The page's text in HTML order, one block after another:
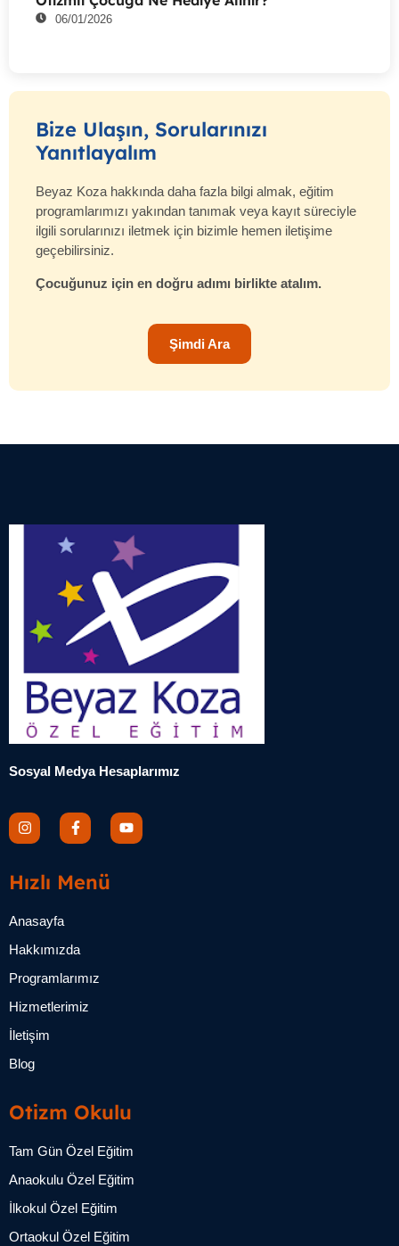
06/01/2026
Bize Ulaşın, Sorularınızı
Yanıtlayalım
Beyaz Koza hakkında daha fazla bilgi almak, eğitim
programlarımızı yakından tanımak veya kayıt süreciyle
ilgili sorularınızı iletmek için bizimle hemen iletişime
geçebilirsiniz.
Çocuğunuz için en doğru adımı birlikte atalım.
Şimdi Ara
Sosyal Medya Hesaplarımız
Hızlı Menü
Anasayfa
Hakkımızda
Programlarımız
Hizmetlerimiz
İletişim
Blog
Otizm Okulu
Tam Gün Özel Eğitim
Anaokulu Özel Eğitim
İlkokul Özel Eğitim
Ortaokul Özel Eğitim